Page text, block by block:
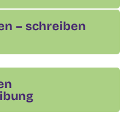
– schreiben